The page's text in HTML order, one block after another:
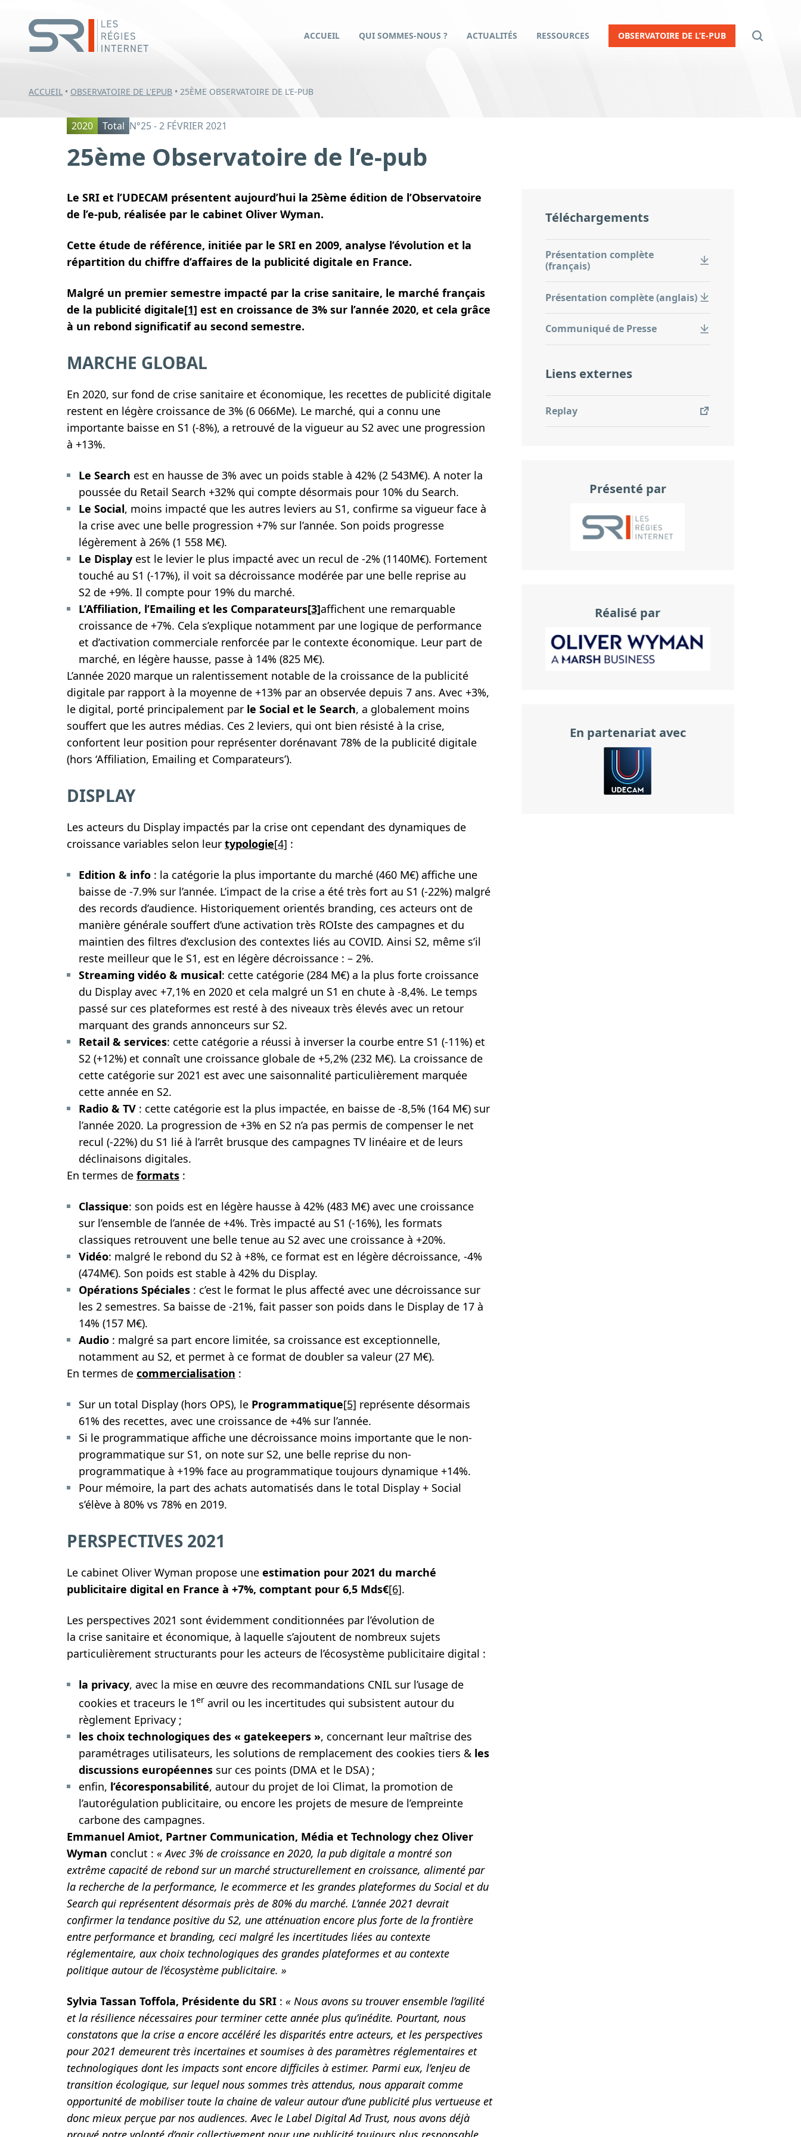
ACCUEIL QUI SOMMES-NOUS ? ACTUALITÉS RESSOURCES OBSERVATOIRE DE L’E-PUB
ACCUEIL • OBSERVATOIRE DE L'EPUB • 25ÈME OBSERVATOIRE DE L’E-PUB
2020 Total N°25 - 2 FÉVRIER 2021
25ème Observatoire de l’e-pub
Le SRI et l’UDECAM présentent aujourd’hui la 25ème édition de l’Observatoire
de l’e-pub, réalisée par le cabinet Oliver Wyman.
Cette étude de référence, initiée par le SRI en 2009, analyse l’évolution et la
répartition du chiffre d’affaires de la publicité digitale en France.
Malgré un premier semestre impacté par la crise sanitaire, le marché français
de la publicité digitale[1] est en croissance de 3% sur l’année 2020, et cela grâce
à un rebond significatif au second semestre.
MARCHE GLOBAL
En 2020, sur fond de crise sanitaire et économique, les recettes de publicité digitale
restent en légère croissance de 3% (6 066Me). Le marché, qui a connu une
importante baisse en S1 (-8%), a retrouvé de la vigueur au S2 avec une progression
à +13%.
Le Search est en hausse de 3% avec un poids stable à 42% (2 543M€). A noter la
poussée du Retail Search +32% qui compte désormais pour 10% du Search.
Le Social, moins impacté que les autres leviers au S1, confirme sa vigueur face à
la crise avec une belle progression +7% sur l’année. Son poids progresse
légèrement à 26% (1 558 M€).
Le Display est le levier le plus impacté avec un recul de -2% (1140M€). Fortement
touché au S1 (-17%), il voit sa décroissance modérée par une belle reprise au
S2 de +9%. Il compte pour 19% du marché.
L’Affiliation, l’Emailing et les Comparateurs[3]affichent une remarquable
croissance de +7%. Cela s’explique notamment par une logique de performance
et d’activation commerciale renforcée par le contexte économique. Leur part de
marché, en légère hausse, passe à 14% (825 M€).
L’année 2020 marque un ralentissement notable de la croissance de la publicité
digitale par rapport à la moyenne de +13% par an observée depuis 7 ans. Avec +3%,
le digital, porté principalement par le Social et le Search, a globalement moins
souffert que les autres médias. Ces 2 leviers, qui ont bien résisté à la crise,
confortent leur position pour représenter dorénavant 78% de la publicité digitale
(hors ‘Affiliation, Emailing et Comparateurs’).
DISPLAY
Les acteurs du Display impactés par la crise ont cependant des dynamiques de
croissance variables selon leur typologie[4] :
Edition & info : la catégorie la plus importante du marché (460 M€) affiche une
baisse de -7.9% sur l’année. L’impact de la crise a été très fort au S1 (-22%) malgré
des records d’audience. Historiquement orientés branding, ces acteurs ont de
manière générale souffert d’une activation très ROIste des campagnes et du
maintien des filtres d’exclusion des contextes liés au COVID. Ainsi S2, même s’il
reste meilleur que le S1, est en légère décroissance : – 2%.
Streaming vidéo & musical: cette catégorie (284 M€) a la plus forte croissance
du Display avec +7,1% en 2020 et cela malgré un S1 en chute à -8,4%. Le temps
passé sur ces plateformes est resté à des niveaux très élevés avec un retour
marquant des grands annonceurs sur S2.
Retail & services: cette catégorie a réussi à inverser la courbe entre S1 (-11%) et
S2 (+12%) et connaît une croissance globale de +5,2% (232 M€). La croissance de
cette catégorie sur 2021 est avec une saisonnalité particulièrement marquée
cette année en S2.
Radio & TV : cette catégorie est la plus impactée, en baisse de -8,5% (164 M€) sur
l’année 2020. La progression de +3% en S2 n’a pas permis de compenser le net
recul (-22%) du S1 lié à l’arrêt brusque des campagnes TV linéaire et de leurs
déclinaisons digitales.
En termes de formats :
Classique: son poids est en légère hausse à 42% (483 M€) avec une croissance
sur l’ensemble de l’année de +4%. Très impacté au S1 (-16%), les formats
classiques retrouvent une belle tenue au S2 avec une croissance à +20%.
Vidéo: malgré le rebond du S2 à +8%, ce format est en légère décroissance, -4%
(474M€). Son poids est stable à 42% du Display.
Opérations Spéciales : c’est le format le plus affecté avec une décroissance sur
les 2 semestres. Sa baisse de -21%, fait passer son poids dans le Display de 17 à
14% (157 M€).
Audio : malgré sa part encore limitée, sa croissance est exceptionnelle,
notamment au S2, et permet à ce format de doubler sa valeur (27 M€).
En termes de commercialisation :
Sur un total Display (hors OPS), le Programmatique[5] représente désormais
61% des recettes, avec une croissance de +4% sur l’année.
Si le programmatique affiche une décroissance moins importante que le non-
programmatique sur S1, on note sur S2, une belle reprise du non-
programmatique à +19% face au programmatique toujours dynamique +14%.
Pour mémoire, la part des achats automatisés dans le total Display + Social
s’élève à 80% vs 78% en 2019.
PERSPECTIVES 2021
Le cabinet Oliver Wyman propose une estimation pour 2021 du marché
publicitaire digital en France à +7%, comptant pour 6,5 Mds€[6].
Les perspectives 2021 sont évidemment conditionnées par l’évolution de
la crise sanitaire et économique, à laquelle s’ajoutent de nombreux sujets
particulièrement structurants pour les acteurs de l’écosystème publicitaire digital :
la privacy, avec la mise en œuvre des recommandations CNIL sur l’usage de
cookies et traceurs le 1er avril ou les incertitudes qui subsistent autour du
règlement Eprivacy ;
les choix technologiques des « gatekeepers », concernant leur maîtrise des
paramétrages utilisateurs, les solutions de remplacement des cookies tiers & les
discussions européennes sur ces points (DMA et le DSA) ;
enfin, l’écoresponsabilité, autour du projet de loi Climat, la promotion de
l’autorégulation publicitaire, ou encore les projets de mesure de l’empreinte
carbone des campagnes.
Emmanuel Amiot, Partner Communication, Média et Technology chez Oliver
Wyman conclut : « Avec 3% de croissance en 2020, la pub digitale a montré son
extrême capacité de rebond sur un marché structurellement en croissance, alimenté par
la recherche de la performance, le ecommerce et les grandes plateformes du Social et du
Search qui représentent désormais près de 80% du marché. L’année 2021 devrait
confirmer la tendance positive du S2, une atténuation encore plus forte de la frontière
entre performance et branding, ceci malgré les incertitudes liées au contexte
réglementaire, aux choix technologiques des grandes plateformes et au contexte
politique autour de l’écosystème publicitaire. »
Sylvia Tassan Toffola, Présidente du SRI : « Nous avons su trouver ensemble l’agilité
et la résilience nécessaires pour terminer cette année plus qu’inédite. Pourtant, nous
constatons que la crise a encore accéléré les disparités entre acteurs, et les perspectives
pour 2021 demeurent très incertaines et soumises à des paramètres réglementaires et
technologiques dont les impacts sont encore difficiles à estimer. Parmi eux, l’enjeu de
transition écologique, sur lequel nous sommes très attendus, nous apparait comme
opportunité de mobiliser toute la chaine de valeur autour d’une publicité plus vertueuse et
donc mieux perçue par nos audiences. Avec le Label Digital Ad Trust, nous avons déjà
Téléchargements
Présentation complète
(français)
Présentation complète (anglais)
Communiqué de Presse
Liens externes
Replay
Présenté par
Réalisé par
En partenariat avec